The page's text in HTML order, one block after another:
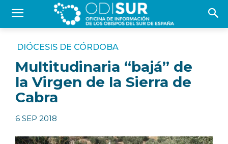
DIÓCESIS DE CÓRDOBA
Multitudinaria “bajá” de
la Virgen de la Sierra de
Cabra
6 SEP 2018